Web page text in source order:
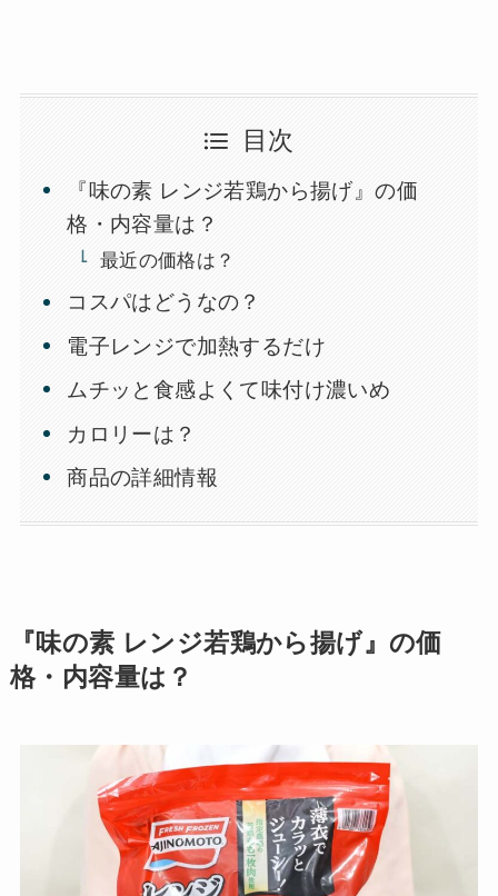
目次
『味の素 レンジ若鶏から揚げ』の価
格・内容量は？
最近の価格は？
コスパはどうなの？
電子レンジで加熱するだけ
ムチッと食感よくて味付け濃いめ
カロリーは？
商品の詳細情報
『味の素 レンジ若鶏から揚げ』の価
格・内容量は？